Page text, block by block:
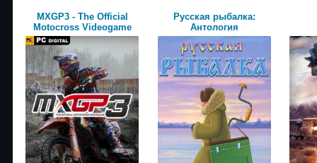
MXGP3 - The Official
Motocross Videogame
Русская рыбалка:
Антология